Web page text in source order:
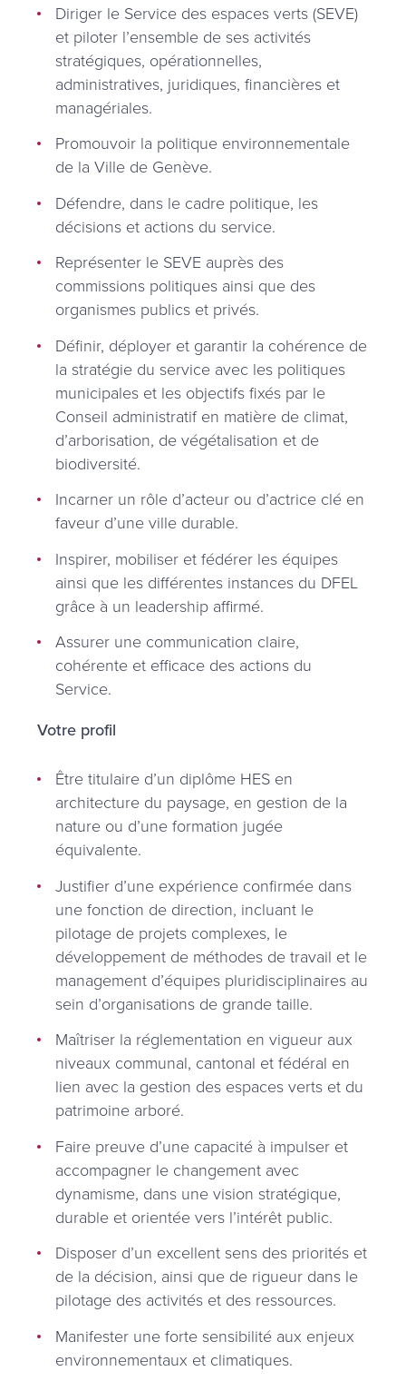
Diriger le Service des espaces verts (SEVE)
et piloter l’ensemble de ses activités
stratégiques, opérationnelles,
administratives, juridiques, financières et
managériales.
Promouvoir la politique environnementale
de la Ville de Genève.
Défendre, dans le cadre politique, les
décisions et actions du service.
Représenter le SEVE auprès des
commissions politiques ainsi que des
organismes publics et privés.
Définir, déployer et garantir la cohérence de
la stratégie du service avec les politiques
municipales et les objectifs fixés par le
Conseil administratif en matière de climat,
d’arborisation, de végétalisation et de
biodiversité.
Incarner un rôle d’acteur ou d’actrice clé en
faveur d’une ville durable.
Inspirer, mobiliser et fédérer les équipes
ainsi que les différentes instances du DFEL
grâce à un leadership affirmé.
Assurer une communication claire,
cohérente et efficace des actions du
Service.
Votre profil
Être titulaire d’un diplôme HES en
architecture du paysage, en gestion de la
nature ou d’une formation jugée
équivalente.
Justifier d’une expérience confirmée dans
une fonction de direction, incluant le
pilotage de projets complexes, le
développement de méthodes de travail et le
management d’équipes pluridisciplinaires au
sein d’organisations de grande taille.
Maîtriser la réglementation en vigueur aux
niveaux communal, cantonal et fédéral en
lien avec la gestion des espaces verts et du
patrimoine arboré.
Faire preuve d’une capacité à impulser et
accompagner le changement avec
dynamisme, dans une vision stratégique,
durable et orientée vers l’intérêt public.
Disposer d’un excellent sens des priorités et
de la décision, ainsi que de rigueur dans le
pilotage des activités et des ressources.
Manifester une forte sensibilité aux enjeux
environnementaux et climatiques.